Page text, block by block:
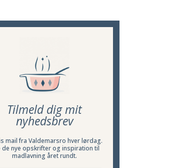
Tilmeld dig mit
nyhedsbrev
mail fra Valdemarsro hver lørdag.
de nye opskrifter og inspiration til
madlavning året rundt.